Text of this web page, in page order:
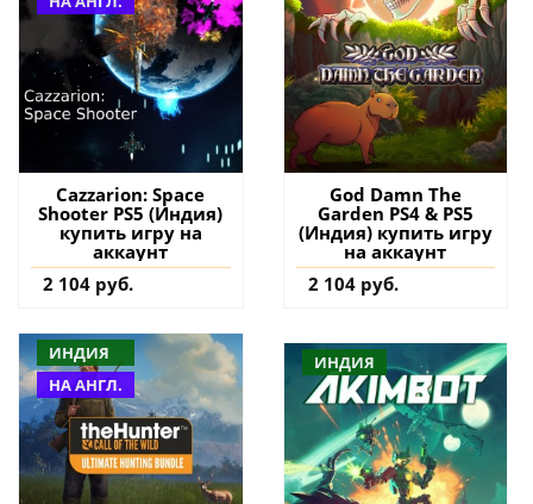
Cazzarion: Space
Shooter PS5 (Индия)
купить игру на
аккаунт
2 104 руб.
God Damn The
Garden PS4 & PS5
(Индия) купить игру
на аккаунт
2 104 руб.
ИНДИЯ
НА АНГЛ.
ИНДИЯ